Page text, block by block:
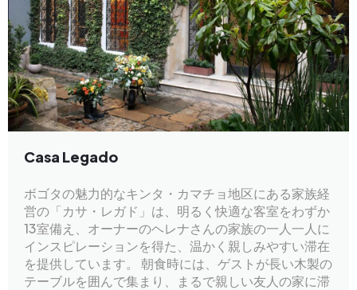
Casa Legado
ボゴタの魅力的なキンタ・カマチョ地区にある家族経
営の「カサ・レガド」は、明るく快適な客室をわずか
13室備え、オーナーのヘレナさんの家族の一人一人に
インスピレーションを得た、温かく親しみやすい滞在
を提供しています。 朝食時には、ゲストが長い木製の
テーブルを囲んで集まり、まるで親しい友人の家に滞